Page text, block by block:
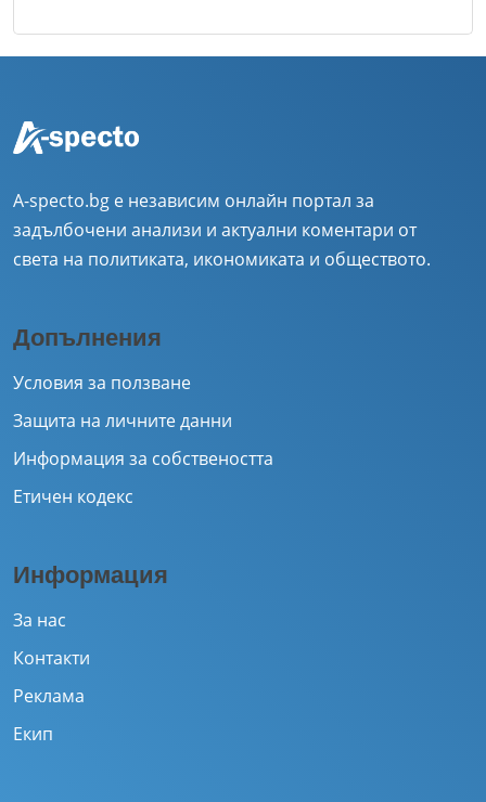
A-specto.bg е независим онлайн портал за
задълбочени анализи и актуални коментари от
света на политиката, икономиката и обществото.
Допълнения
Условия за ползване
Защита на личните данни
Информация за собствеността
Етичен кодекс
Информация
За нас
Контакти
Реклама
Екип